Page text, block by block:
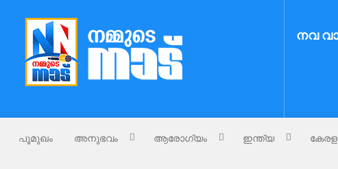
Nammude Naadu
നമ്മുടെ നാട്
നവ
പൂമുഖം അനുഭവം ആരോഗ്യം ഇന്ത്യ